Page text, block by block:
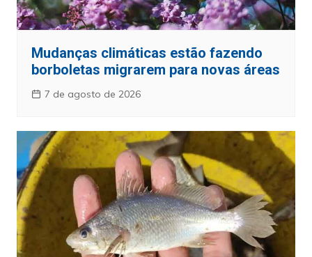
Mudanças climáticas estão fazendo
borboletas migrarem para novas áreas
7 de agosto de 2026